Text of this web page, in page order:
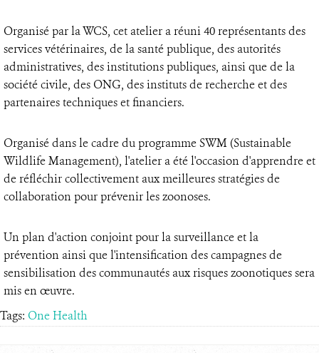
Organisé par la WCS, cet atelier a réuni 40 représentants des
services vétérinaires, de la santé publique, des autorités
administratives, des institutions publiques, ainsi que de la
société civile, des ONG, des instituts de recherche et des
partenaires techniques et financiers.
Organisé dans le cadre du programme SWM (Sustainable
Wildlife Management), l'atelier a été l'occasion d'apprendre et
de réfléchir collectivement aux meilleures stratégies de
collaboration pour prévenir les zoonoses.
Un plan d'action conjoint pour la surveillance et la
prévention ainsi que l'intensification des campagnes de
sensibilisation des communautés aux risques zoonotiques sera
mis en œuvre.
Tags: One Health